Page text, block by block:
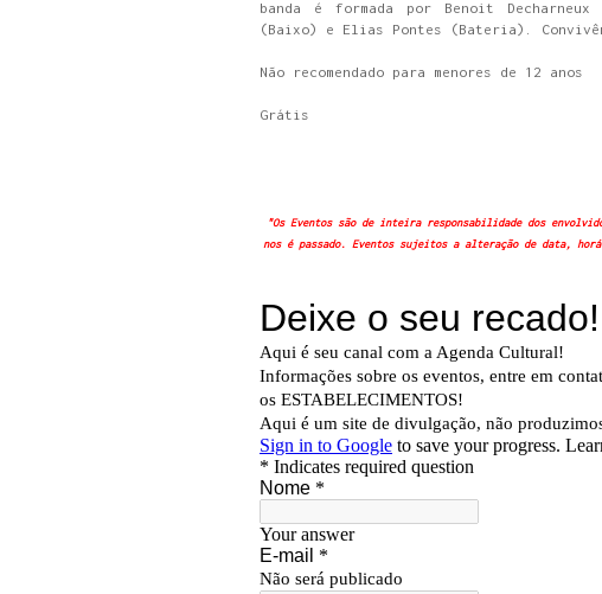
banda é formada por Benoit
(Baixo) e Elias Pontes (Bateria).
Não recomendado para menores de 12 anos
Grátis
"Os Eventos são de inteira responsabilidade dos
nos é passado. Eventos sujeitos a alteração de data,